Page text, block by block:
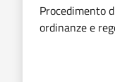
Procedimento
ordinanze e